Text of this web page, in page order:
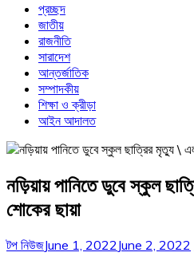
প্রচ্ছদ
জাতীয়
রাজনীতি
সারাদেশ
আন্তর্জাতিক
সম্পাদকীয়
শিক্ষা ও ক্রীড়া
আইন আদালত
নড়িয়ায় পানিতে ডুবে স্কুল
শোকের ছায়া
টপ নিউজJune 1, 2022 June 2, 2022